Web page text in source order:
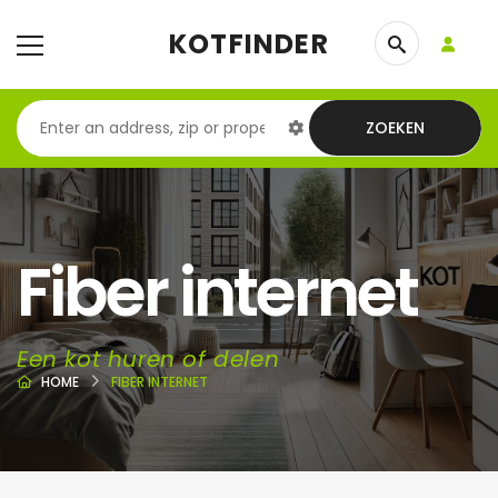
KOTFINDER
ZOEKEN
Fiber internet
Een kot huren of delen
HOME FIBER INTERNET